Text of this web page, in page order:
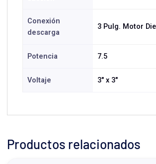
Conexión
descarga
3 Pulg. Motor
Potencia 7.5
Voltaje 3" x 3"
Productos relacionados